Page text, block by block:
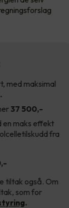
med maksimal
37 500,-
en maks effekt
fra
tiltak også. Om
som for
.